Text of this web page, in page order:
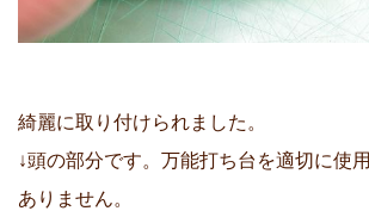
綺麗に取り付けられました。
↓頭の部分です。万能打ち台を適切に使
ありません。